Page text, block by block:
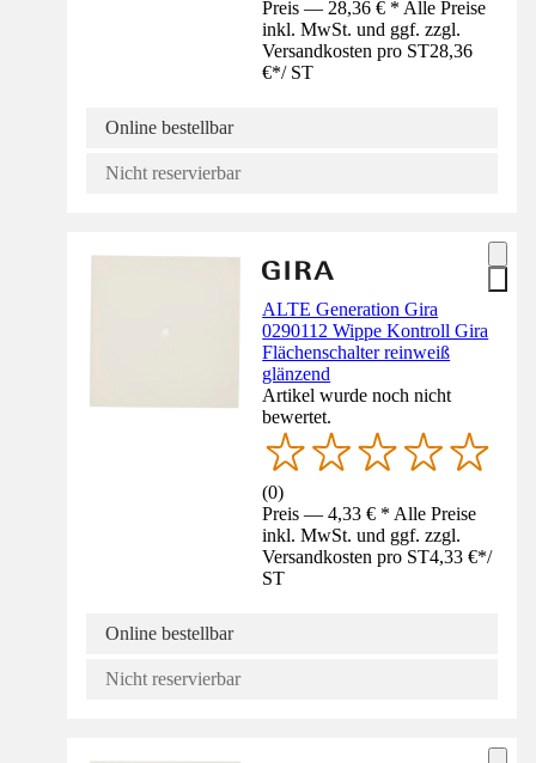
Preis — 28,36 € * Alle Preise
inkl. MwSt. und ggf. zzgl.
Versandkosten pro ST28,36
€*/ ST
Online bestellbar
Nicht reservierbar
ALTE Generation Gira
0290112 Wippe Kontroll Gira
Flächenschalter reinweiß
glänzend
Artikel wurde noch nicht
bewertet.
(0)
Preis — 4,33 € * Alle Preise
inkl. MwSt. und ggf. zzgl.
Versandkosten pro ST4,33 €*/
ST
Online bestellbar
Nicht reservierbar